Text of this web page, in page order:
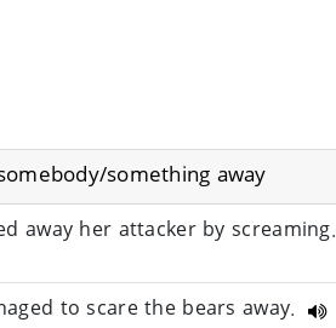
something away
away her attacker by screaming.
to scare the bears away.